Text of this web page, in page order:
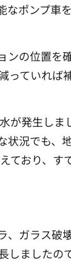
ポンプ車
ンの位置を
っていれば
が発生しま
状況でも、
おり、 す
、ガラス破
しましたの